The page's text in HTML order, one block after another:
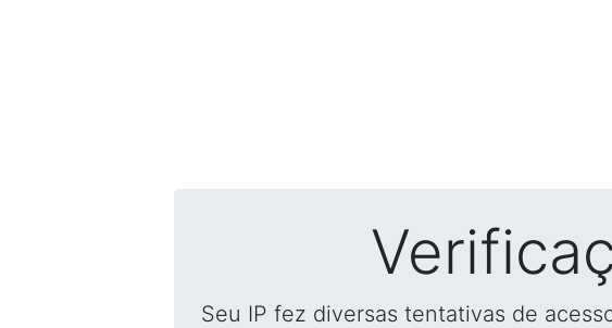
Seu IP fez diversas tentativas de